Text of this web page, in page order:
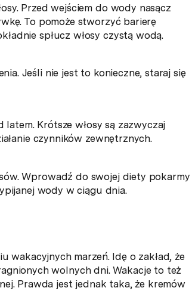
Przed wejściem do wody nasącz
To pomoże stworzyć barierę
spłucz włosy czystą wodą.
Jeśli nie jest to konieczne, staraj się
Krótsze włosy są zazwyczaj
czynników zewnętrznych.
Wprowadź do swojej diety pokarmy
wody w ciągu dnia.
wakacyjnych marzeń. Idę o zakład, że
wolnych dni. Wakacje to też
Prawda jest jednak taka, że kremów